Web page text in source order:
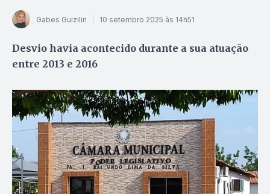
Gabes Guizilin 10 setembro 2025 às 14h51
Desvio havia acontecido durante a sua atuação
entre 2013 e 2016